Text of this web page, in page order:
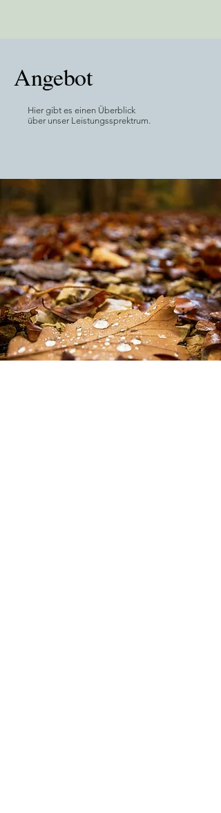
Angebot
Hier gibt es einen Überblick
über unser Leistungssprektrum.